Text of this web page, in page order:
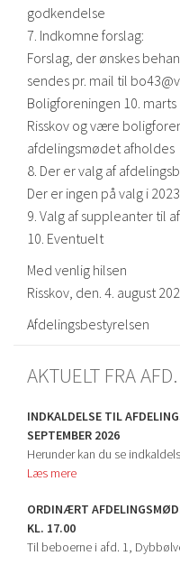
godkendelse
7. Indkomne forslag:
Forslag, der ønskes
sendes pr. mail til
Boligforeningen 10.
Risskov og være
afdelingsmødet afholdes
8. Der er valg af
Der er ingen på valg i 2023
9. Valg af suppleanter til
10. Eventuelt
Med venlig hilsen
Risskov, den. 4. august
Afdelingsbestyrelsen
AKTUELT FRA
INDKALDELSE TIL
SEPTEMBER 2026
Herunder kan du se
Læs mere
ORDINÆRT
KL. 17.00
Til beboerne i afd. 1,